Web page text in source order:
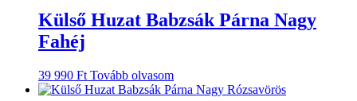
Külső Huzat Babzsák Párna Nagy
Fahéj
39 990 Ft Tovább olvasom